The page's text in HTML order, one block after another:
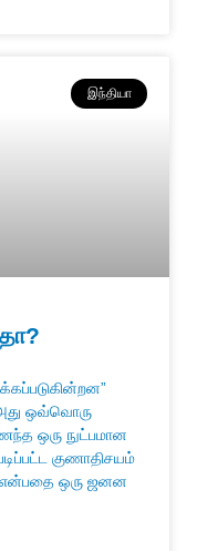
இந்தியா
ஒவ்வொரு
ஒரு நுட்பமான
குணாதிசயம்
ஒரு ஜனன